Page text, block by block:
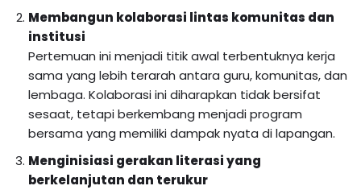
Membangun kolaborasi lintas komunitas dan
institusi
Pertemuan ini menjadi titik awal terbentuknya kerja
sama yang lebih terarah antara guru, komunitas, dan
lembaga. Kolaborasi ini diharapkan tidak bersifat
sesaat, tetapi berkembang menjadi program
bersama yang memiliki dampak nyata di lapangan.
Menginisiasi gerakan literasi yang
berkelanjutan dan terukur